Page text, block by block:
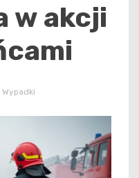
w akcji
Wypadki